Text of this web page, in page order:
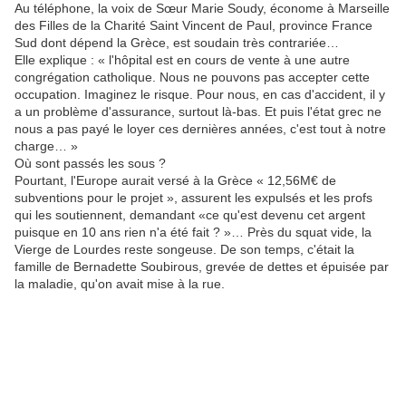
Au téléphone, la voix de Sœur Marie Soudy, économe à Marseille
des Filles de la Charité Saint Vincent de Paul, province France
Sud dont dépend la Grèce, est soudain très contrariée…
Elle explique : « l'hôpital est en cours de vente à une autre
congrégation catholique. Nous ne pouvons pas accepter cette
occupation. Imaginez le risque. Pour nous, en cas d'accident, il y
a un problème d'assurance, surtout là-bas. Et puis l'état grec ne
nous a pas payé le loyer ces dernières années, c'est tout à notre
charge… »
Où sont passés les sous ?
Pourtant, l'Europe aurait versé à la Grèce « 12,56M€ de
subventions pour le projet », assurent les expulsés et les profs
qui les soutiennent, demandant «ce qu'est devenu cet argent
puisque en 10 ans rien n'a été fait ? »… Près du squat vide, la
Vierge de Lourdes reste songeuse. De son temps, c'était la
famille de Bernadette Soubirous, grevée de dettes et épuisée par
la maladie, qu'on avait mise à la rue.